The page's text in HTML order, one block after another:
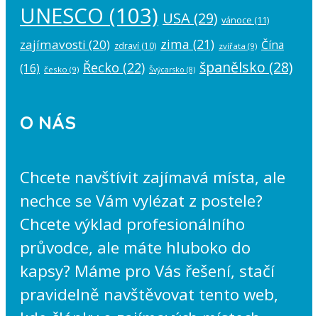
UNESCO (103) USA (29) vánoce (11)
zajímavosti (20) zdraví (10) zima (21) zvířata (9) Čína
(16) česko (9) Řecko (22) Švýcarsko (8) španělsko (28)
O NÁS
Chcete navštívit zajímavá místa, ale
nechce se Vám vylézat z postele?
Chcete výklad profesionálního
průvodce, ale máte hluboko do
kapsy? Máme pro Vás řešení, stačí
pravidelně navštěvovat tento web,